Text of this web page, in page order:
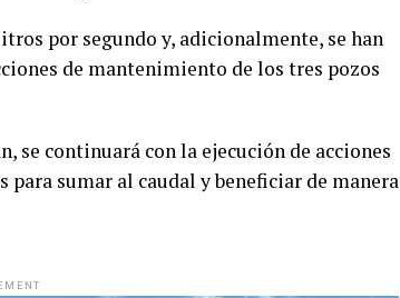
por segundo y, adicionalmente, se han
de mantenimiento de los tres pozos
se continuará con la ejecución de acciones
sumar al caudal y beneficiar de manera